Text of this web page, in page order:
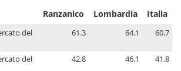
Ranzanico Lombardia Italia
del
61.3 64.1 60.7
del
42.8 46.1 41.8